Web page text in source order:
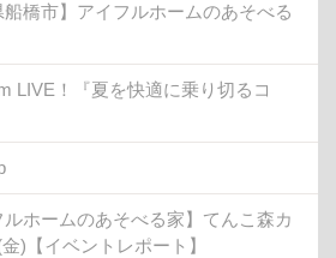
船橋市】アイフルホームのあそべる
LIVE！『夏を快適に乗り切るコ
ルホームのあそべる家】てんこ森カ
)【イベントレポート】